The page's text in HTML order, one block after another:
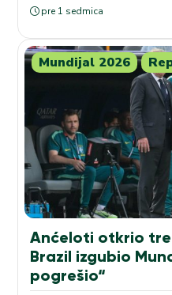
pre 1 sedmica
Mundijal 2026
Anćeloti otkrio
Brazil izgubio
pogrešio“